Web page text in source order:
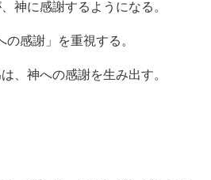
に感謝するようになる。
の感謝」を重視する。
神への感謝を生み出す。